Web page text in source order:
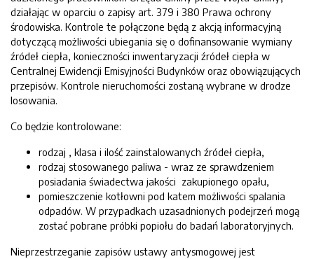
działając w oparciu o zapisy art. 379 i 380 Prawa ochrony
środowiska. Kontrole te połączone będą z akcją informacyjną
dotyczącą możliwości ubiegania się o dofinansowanie wymiany
źródeł ciepła, konieczności inwentaryzacji źródeł ciepła w
Centralnej Ewidencji Emisyjności Budynków oraz obowiązujących
przepisów. Kontrole nieruchomości zostaną wybrane w drodze
losowania.
Co będzie kontrolowane:
rodzaj , klasa i ilość zainstalowanych źródeł ciepła,
rodzaj stosowanego paliwa - wraz ze sprawdzeniem
posiadania świadectwa jakości zakupionego opału,
pomieszczenie kotłowni pod katem możliwości spalania
odpadów. W przypadkach uzasadnionych podejrzeń mogą
zostać pobrane próbki popiołu do badań laboratoryjnych.
Nieprzestrzeganie zapisów ustawy antysmogowej jest